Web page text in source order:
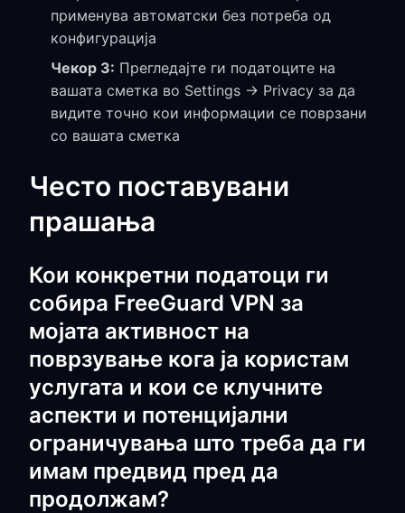
применува автоматски без потреба од
конфигурација
Чекор 3: Прегледајте ги податоците на
вашата сметка во Settings → Privacy за да
видите точно кои информации се поврзани
со вашата сметка
Често поставувани
прашања
Кои конкретни податоци ги
собира FreeGuard VPN за
мојата активност на
поврзување кога ја користам
услугата и кои се клучните
аспекти и потенцијални
ограничувања што треба да ги
имам предвид пред да
продолжам?